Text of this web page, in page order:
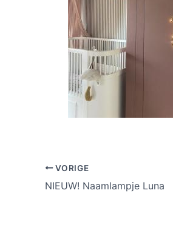
VORIGE
NIEUW! Naamlampje Luna